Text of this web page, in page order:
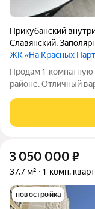
Прикубанский
Славянский,
ЖК «На Красных
Продам 1-кoмнатную
районе. Отличный
Останется только
рядом с домом.
3 050 000 ₽
37,7 м² 1-комн.
новостройка